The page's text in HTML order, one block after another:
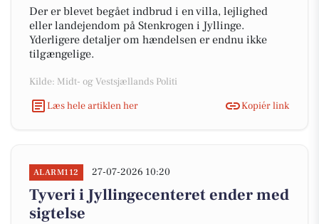
Der er blevet begået indbrud i en villa, lejlighed
eller landejendom på Stenkrogen i Jyllinge.
Yderligere detaljer om hændelsen er endnu ikke
tilgængelige.
Kilde: Midt- og Vestsjællands Politi
Læs hele artiklen her
Kopiér link
ALARM112 27-07-2026 10:20
Tyveri i Jyllingecenteret ender med
sigtelse